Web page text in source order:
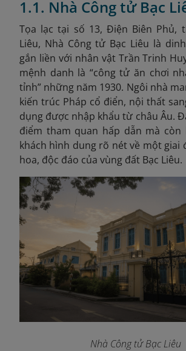
1.1. Nhà Công tử Bạc
Tọa lạc tại số 13, Điện Biên Phủ,
Liêu, Nhà Công tử Bạc Liêu là
gắn liền với nhân vật Trần Trinh
mệnh danh là “công tử ăn chơi
tỉnh” những năm 1930. Ngôi nhà
kiến trúc Pháp cổ điển, nội thất
dụng được nhập khẩu từ châu Âu.
điểm tham quan hấp dẫn mà
khách hình dung rõ nét về một giai
hoa, độc đáo của vùng đất Bạc Liêu.
Nhà Công tử Bạc Liêu